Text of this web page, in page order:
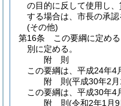
の目的に反して使用し
する場合は、市長の承認
(その他)
第16条
この要綱に定め
別に定める。
附 則
この要綱は、平成24年4
附 則(平成30年2
この要綱は、平成30年4
附 則(令和2年1月